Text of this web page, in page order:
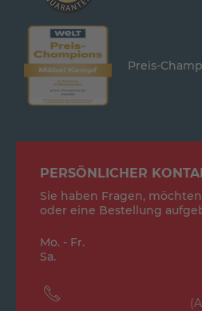
Preis-
PERSÖNLICHER
Sie haben Fragen,
oder eine Bestellung
Mo. - Fr.
Sa.